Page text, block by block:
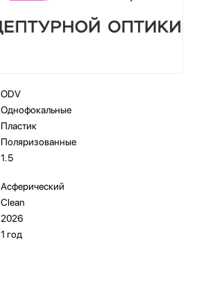
ODV
Однофокальные
Пластик
Поляризованные
1.5
Асферический
Clean
2026
1 год